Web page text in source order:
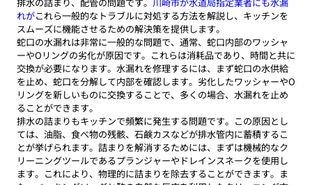
れがこれら一般的なトラブルに対処する方法を解説し、キッチンを
スムーズに機能させるための解決策を提供します。
蛇口の水漏れは非常に一般的な問題で、通常、蛇口内部のワッシャ
ーやOリングの劣化が原因です。これらは消耗品であり、時間と共に
交換が必要になります。水漏れを修理するには、まず蛇口の水供給
を止め、蛇口を分解して内部を確認します。劣化したワッシャーやO
リングを新しいものに交換することで、多くの場合、水漏れを止め
ることができます。
排水の詰まりもキッチンで頻繁に発生する問題です。この原因とし
ては、油脂、食べ物の残骸、石鹸カスなどが排水管内に蓄積するこ
とが挙げられます。詰まりを解消するためには、まずは機械的なク
リーニングツールであるプランジャーやドレインスネークを使用し
ます。これにより、物理的に詰まりを除去することができます。ま